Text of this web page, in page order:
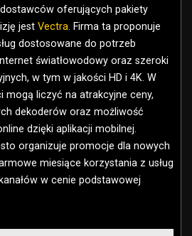
oferujących pakiety
jest Vectra. Firma ta proponuje
dostosowane do potrzeb
światłowodowy oraz szeroki
w tym w jakości HD i 4K. W
mogą liczyć na atrakcyjne ceny,
dekoderów oraz możliwość
dzięki aplikacji mobilnej.
organizuje promocje dla nowych
miesiące korzystania z usług
w cenie podstawowej